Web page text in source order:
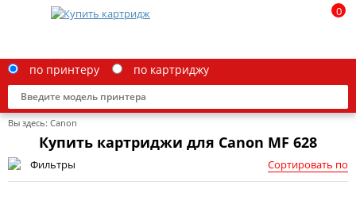
по принтеру по картриджу
0
Вы здесь: Canon
Купить картриджи для Canon MF 628
Фильтры Сортировать по